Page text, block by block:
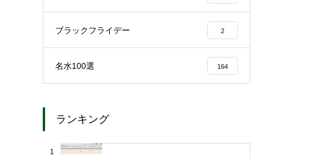
ブラックフライデー 2
名水100選 164
ランキング
1